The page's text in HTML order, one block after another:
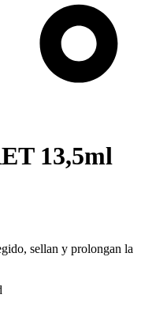
13,5ml
sellan y prolongan la